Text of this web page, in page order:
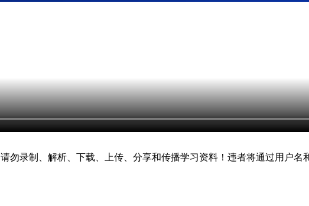
请勿录制、解析、下载、上传、分享和传播学习资料！违者将通过用户名